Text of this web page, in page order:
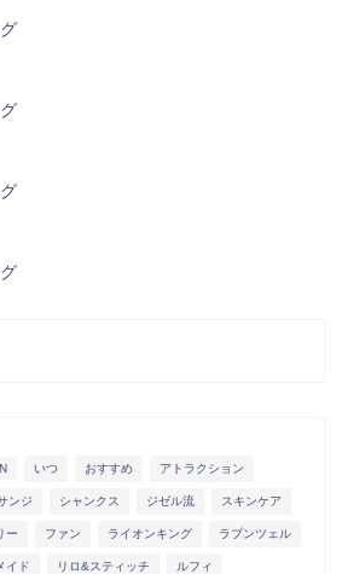
いつ おすすめ アトラクション
ンジ シャンクス ジゼル流 スキンケア
ー ファン ライオンキング ラプンツェル
イド リロ&スティッチ ルフィ